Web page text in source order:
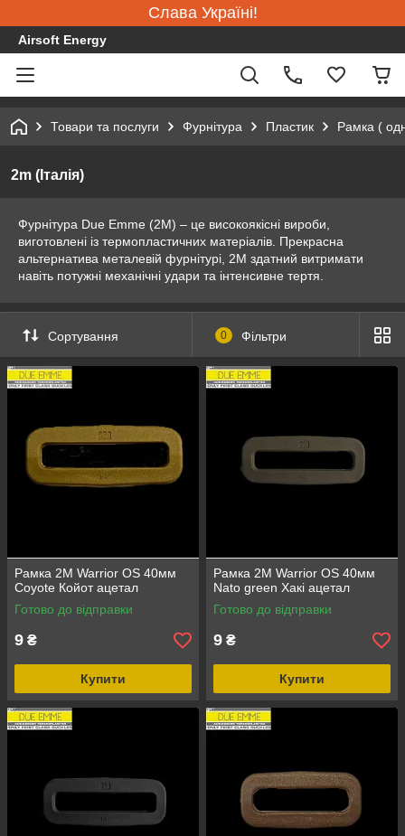
Слава Україні!
Airsoft Energy
Товари та послуги Фурнітура Пластик Рамка (
2m (Італія)
Фурнітура Due Emme (2М) – це високоякісні вироби,
виготовлені із термопластичних матеріалів. Прекрасна
альтернатива металевій фурнітурі, 2M здатний витримати
навіть потужні механічні удари та інтенсивне тертя.
Сортування 0 Фільтри
Рамка 2M Warrior OS 40мм
Coyote Койот ацетал
Готово до відправки
9 ₴
Купити
Рамка 2M Warrior OS 40мм
Nato green Хакі ацетал
Готово до відправки
9 ₴
Купити